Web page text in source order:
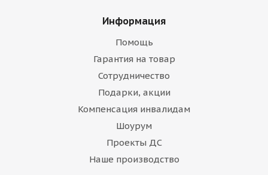
Информация
Помощь
Гарантия на товар
Сотрудничество
Подарки, акции
Компенсация инвалидам
Шоурум
Проекты ДС
Наше производство